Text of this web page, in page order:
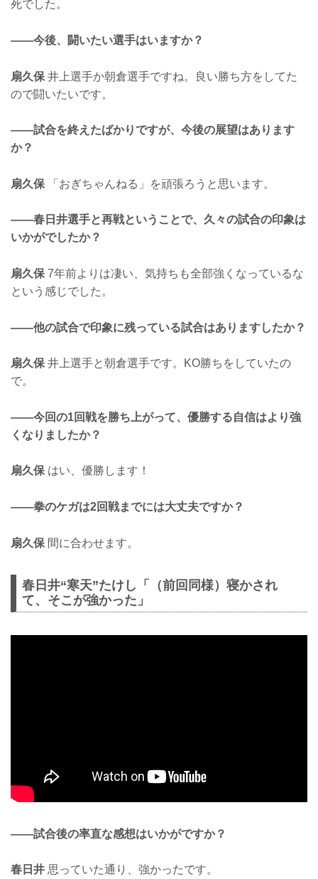
死でした。
——今後、闘いたい選手はいますか？
扇久保 井上選手か朝倉選手ですね。良い勝ち方をしてた
ので闘いたいです。
——試合を終えたばかりですが、今後の展望はあります
か？
扇久保 「おぎちゃんねる」を頑張ろうと思います。
——春日井選手と再戦ということで、久々の試合の印象は
いかがでしたか？
扇久保 7年前よりは凄い、気持ちも全部強くなっているな
という感じでした。
——他の試合で印象に残っている試合はありますしたか？
扇久保 井上選手と朝倉選手です。KO勝ちをしていたの
で。
——今回の1回戦を勝ち上がって、優勝する自信はより強
くなりましたか？
扇久保 はい、優勝します！
——拳のケガは2回戦までには大丈夫ですか？
扇久保 間に合わせます。
春日井“寒天”たけし「（前回同様）寝かされ
て、そこが強かった」
——試合後の率直な感想はいかがですか？
春日井 思っていた通り、強かったです。